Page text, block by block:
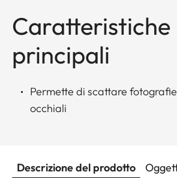
Caratteristiche
principali
Permette di scattare
occhiali
Descrizione del prodotto